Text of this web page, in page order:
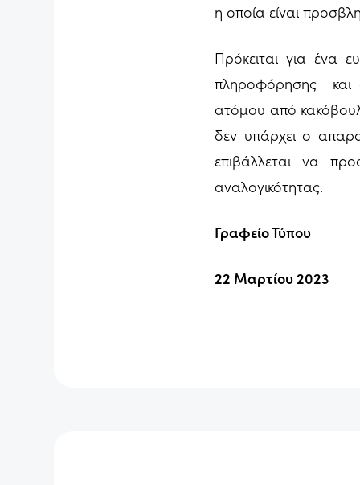
η οποία είναι
Πρόκειται για ένα
πληροφόρησης και
ατόμου από
δεν υπάρχει ο
επιβάλλεται να
αναλογικότητας.
Γραφείο Τύπου
22 Μαρτίου 2023